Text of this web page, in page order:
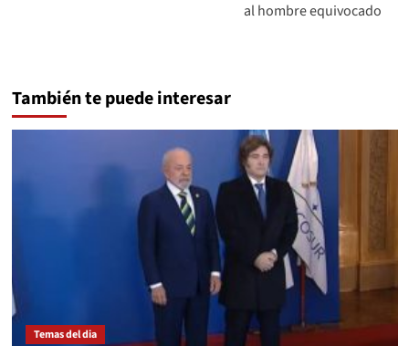
al hombre equivocado
También te puede interesar
Temas del dia